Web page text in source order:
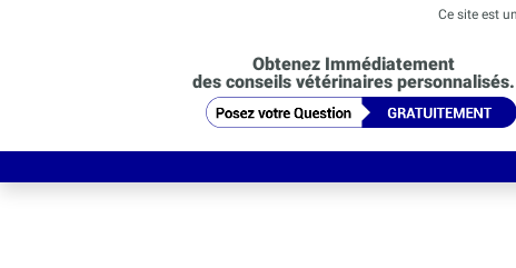
Ce site est
Obtenez Immédiatement
des conseils vétérinaires personnalisés.